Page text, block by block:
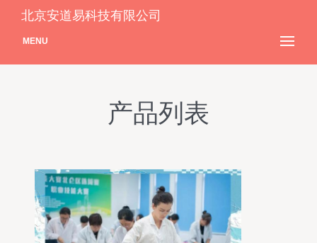
北京安道易科技有限公司
MENU
产品列表